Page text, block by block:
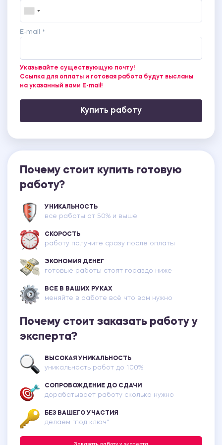
E-mail *
Указывайте существующую почту!
Ссылка для оплаты и готовая работа будут высланы
на указанный вами E-mail!
Купить работу
Почему стоит купить готовую
работу?
УНИКАЛЬНОСТЬ
все работы от 50% и выше
СКОРОСТЬ
работу получите сразу после оплаты
ЭКОНОМИЯ ДЕНЕГ
готовые работы стоят гораздо ниже
ВСЕ В ВАШИХ РУКАХ
меняйте в работе всё что вам нужно
Почему стоит заказать работу у
эксперта?
ВЫСОКАЯ УНИКАЛЬНОСТЬ
уникальность работ до 100%
СОПРОВОЖДЕНИЕ ДО СДАЧИ
дорабатывает работу сколько нужно
БЕЗ ВАШЕГО УЧАСТИЯ
делаем "под ключ"